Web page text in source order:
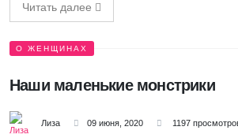
Читать далее
О ЖЕНЩИНАХ
Наши маленькие монстрики
Лиза 09 июня, 2020 1197